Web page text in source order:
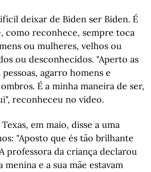
deixar de Biden ser Biden. É
como reconhece, sempre toca
ou mulheres, velhos ou
ou desconhecidos. "Aperto as
pessoas, agarro homens e
É a minha maneira de ser,
reconheceu no vídeo.
em maio, disse a uma
"Aposto que és tão brilhante
professora da criança declarou
menina e a sua mãe estavam